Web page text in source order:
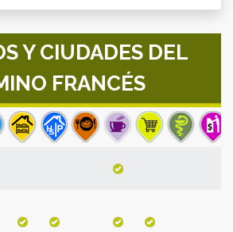
Y CIUDADES DEL
FRANCÉS